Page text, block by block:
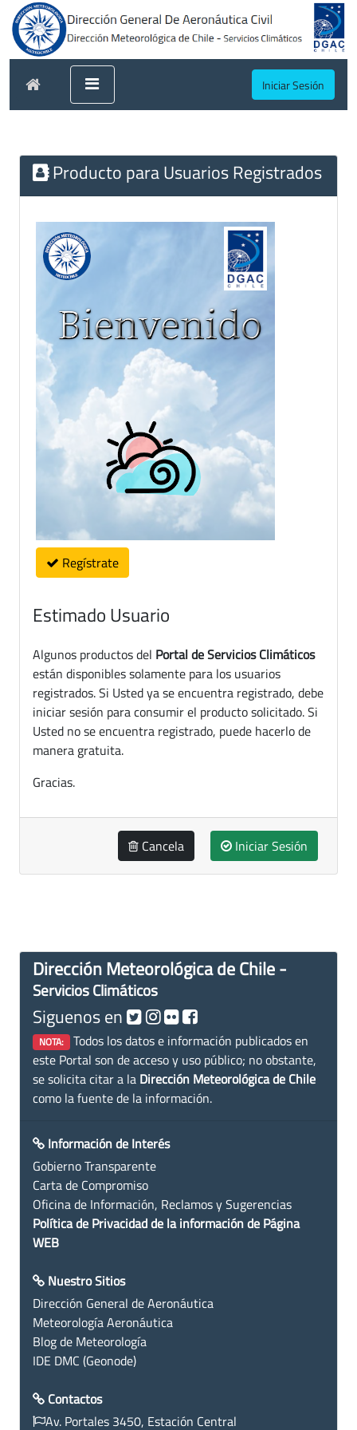
Iniciar Sesión
Producto para Usuarios Registrados
Regístrate
Estimado Usuario
Algunos productos del Portal de Servicios Climáticos
están disponibles solamente para los usuarios
registrados. Si Usted ya se encuentra registrado, debe
iniciar sesión para consumir el producto solicitado. Si
Usted no se encuentra registrado, puede hacerlo de
manera gratuita.
Gracias.
Cancela Iniciar Sesión
Dirección Meteorológica de Chile -
Servicios Climáticos
Siguenos en
NOTA: Todos los datos e información publicados en
este Portal son de acceso y uso público; no obstante,
se solicita citar a la Dirección Meteorológica de Chile
como la fuente de la información.
Información de Interés
Gobierno Transparente
Carta de Compromiso
Oficina de Información, Reclamos y Sugerencias
Política de Privacidad de la información de Página
WEB
Nuestro Sitios
Dirección General de Aeronáutica
Meteorología Aeronáutica
Blog de Meteorología
IDE DMC (Geonode)
Contactos
Av. Portales 3450, Estación Central